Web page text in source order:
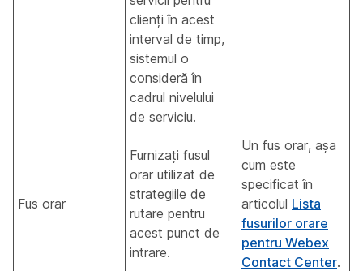
clienți în acest
interval de timp,
sistemul o
consideră în
cadrul nivelului
de serviciu.
Fus orar
Furnizați fusul
orar utilizat de
strategiile de
rutare pentru
acest punct de
intrare.
Un fus orar, așa
cum este
specificat în
articolul Lista
fusurilor orare
pentru Webex
Contact Center.